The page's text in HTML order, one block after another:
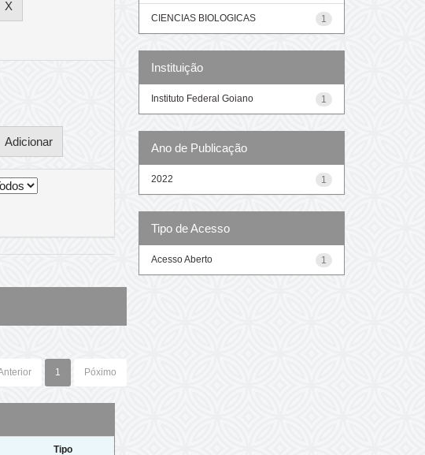
1 Póximo
Tipo
1
CIENCIAS BIOLOGICAS
Instituição
1
Instituto Federal Goiano
Ano de Publicação
1
2022
Tipo de Acesso
1
Acesso Aberto